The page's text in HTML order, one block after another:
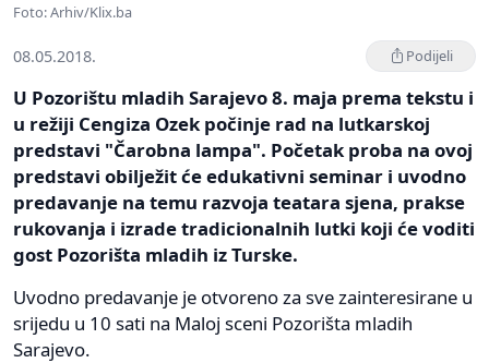
Foto: Arhiv/Klix.ba
08.05.2018. Podijeli
U Pozorištu mladih Sarajevo 8. maja prema tekstu i
u režiji Cengiza Ozek počinje rad na lutkarskoj
predstavi "Čarobna lampa". Početak proba na ovoj
predstavi obilježit će edukativni seminar i uvodno
predavanje na temu razvoja teatara sjena, prakse
rukovanja i izrade tradicionalnih lutki koji će voditi
gost Pozorišta mladih iz Turske.
Uvodno predavanje je otvoreno za sve zainteresirane u
srijedu u 10 sati na Maloj sceni Pozorišta mladih
Sarajevo.